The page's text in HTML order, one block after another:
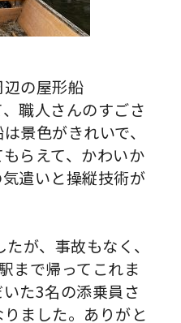
の屋形船
職人さんのすごさ
景色がきれいで、
らえて、かわいか
遣いと操縦技術が
が、事故もなく、
まで帰ってこれま
た3名の添乗員さ
ました。ありがと